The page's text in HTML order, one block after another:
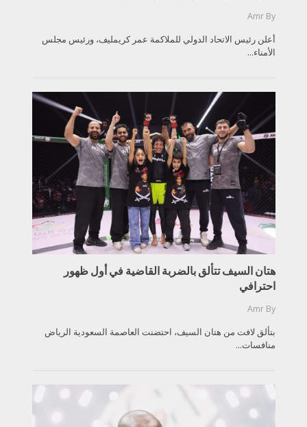
By
Amr
أعلن رئيس الاتحاد الدولي للملاكمة عمر كريمليف، ورئيس مجلس
الأمناء...
هتان السيف تتألق بالضربة القاضية في أول ظهور
احترافي
By
Amr
بتألق لافت من هتان السيف، احتضنت العاصمة السعودية الرياض
منافسات...